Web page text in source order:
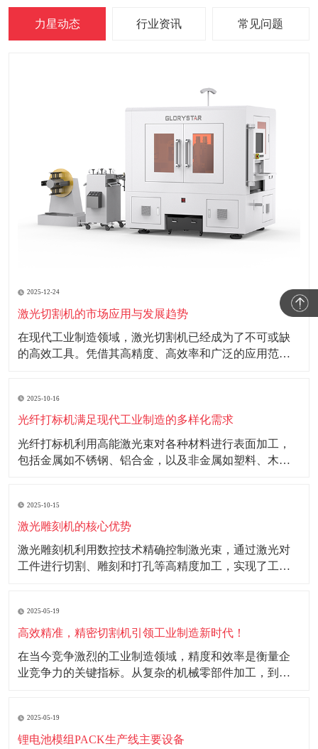
力星动态 行业资讯 常见问题
2025-12-24
激光切割机的市场应用与发展趋势
在现代工业制造领域，激光切割机已经成为了不可或缺
的高效工具。凭借其高精度、高效率和广泛的应用范
间熔化或汽化，从而实现切割效果。这种非接触式的加
工方式不仅减少了机械磨损，还能确保切割边缘的
2025-10-16
光纤打标机满足现代工业制造的多样化需求
光纤打标机利用高能激光束对各种材料进行表面加工，
包括金属如不锈钢、铝合金，以及非金属如塑料、木材
精细、字体清晰，能够在不同材料上实现多样化的打标
效果。在金属材料上，可形成氧化、镀铬或雕刻效果；
在
2025-10-15
激光雕刻机的核心优势
激光雕刻机利用数控技术精确控制激光束，通过激光对
工件进行切割、雕刻和打孔等高精度加工，实现了工业
本。 2.精准度：能够实现微米级加工精度，满足高精度
工业产品需求。 3.环保性：加工过程中
2025-05-19
高效精准，精密切割机引领工业制造新时代！
在当今竞争激烈的工业制造领域，精度和效率是衡量企
业竞争力的关键指标。从复杂的机械零部件加工，到精
为工业制造注入了强大的动力，成为推动工业制造升级
发展的重要力量。 随着工业制造技术的不断进步，产品
2025-05-19
锂电池模组PACK生产线主要设备